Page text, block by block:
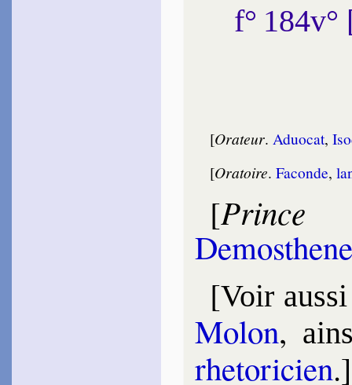
f°
[Orateur.Aduo­cat,
[Oratoire.Faconde,
[Prince
Demos­thene
[Voir aussi
Mo­lon,
rhe­to­ri­cien.]